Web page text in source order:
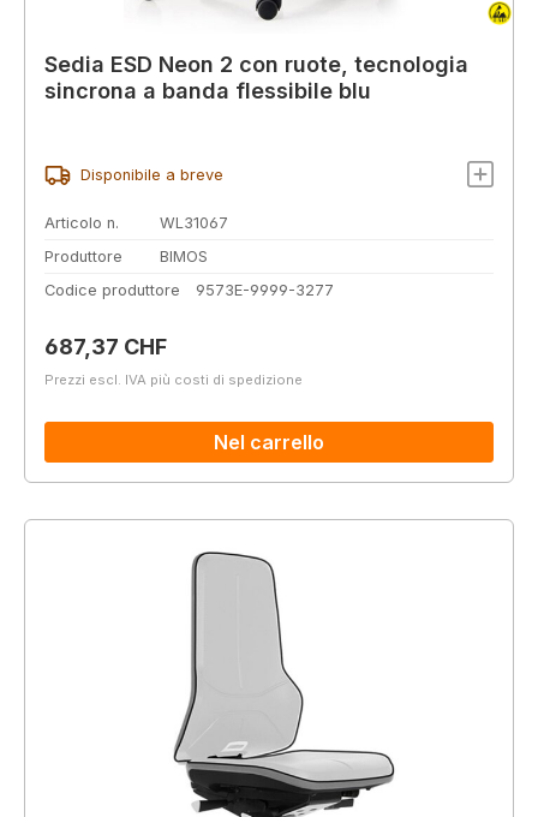
Sedia ESD Neon 2 con ruote, tecnologia
sincrona a banda flessibile blu
Disponibile a breve
Articolo n.
WL31067
Produttore
BIMOS
Codice produttore
9573E-9999-3277
Prezzo normale:
687,37 CHF
Prezzi escl. IVA più costi di spedizione
Nel carrello